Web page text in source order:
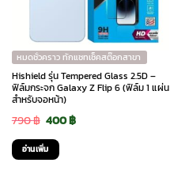
หมดชั่วคราว ทักแชทเช็คสต๊อกสาขา
Hishield รุ่น Tempered Glass 2.5D –
ฟิล์มกระจก Galaxy Z Flip 6 (ฟิล์ม 1 แผ่น
สำหรับจอหน้า)
790฿ Original
price
was:
400฿Current
อ่านเพิ่ม